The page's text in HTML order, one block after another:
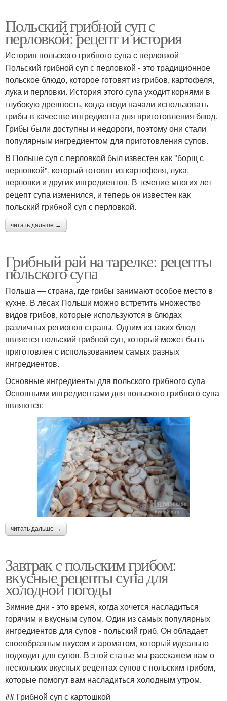
Польский грибной суп с
перловкой: рецепт и история
История польского грибного супа с перловкой
Польский грибной суп с перловкой - это традиционное
польское блюдо, которое готовят из грибов, картофеля,
лука и перловки. История этого супа уходит корнями в
глубокую древность, когда люди начали использовать
грибы в качестве ингредиента для приготовления блюд.
Грибы были доступны и недороги, поэтому они стали
популярным ингредиентом для приготовления супов.
В Польше суп с перловкой был известен как "борщ с
перловкой", который готовят из картофеля, лука,
перловки и других ингредиентов. В течение многих лет
рецепт супа изменился, и теперь он известен как
польский грибной суп с перловкой.
читать дальше →
Грибный рай на тарелке: рецепты
польского супа
Польша — страна, где грибы занимают особое место в
кухне. В лесах Польши можно встретить множество
видов грибов, которые используются в блюдах
различных регионов страны. Одним из таких блюд
является польский грибной суп, который может быть
приготовлен с использованием самых разных
ингредиентов.
Основные ингредиенты для польского грибного супа
Основными ингредиентами для польского грибного супа
являются:
читать дальше →
Завтрак с польским грибом:
вкусные рецепты супа для
холодной погоды
Зимние дни - это время, когда хочется насладиться
горячим и вкусным супом. Один из самых популярных
ингредиентов для супов - польский гриб. Он обладает
своеобразным вкусом и ароматом, который идеально
подходит для супов. В этой статье мы расскажем вам о
нескольких вкусных рецептах супов с польским грибом,
которые помогут вам насладиться холодным утром.
## Грибной суп с картошкой